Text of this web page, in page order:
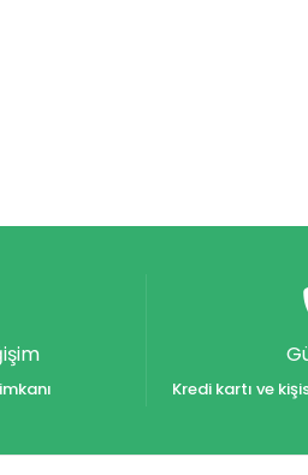
Kredi kartı ve